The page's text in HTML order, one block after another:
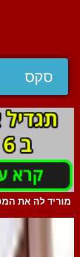
סקס
מוריד לה את